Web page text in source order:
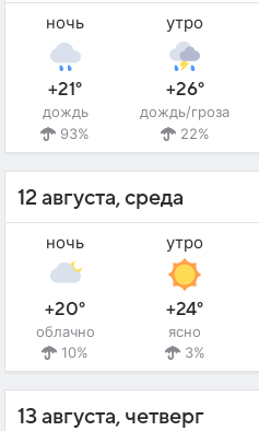
ночь
+21°
дождь
93%
утро
+26°
дождь/гроза
22%
12 августа, среда
ночь
+20°
облачно
10%
утро
+24°
ясно
3%
13 августа, четверг